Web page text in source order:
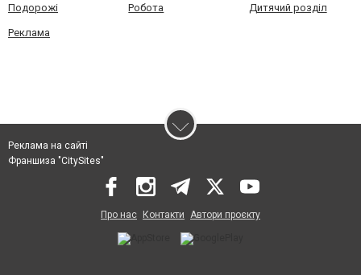
Подорожі Робота Дитячий розділ
Реклама
Реклама на сайті
Франшиза "CitySites"
Про нас Контакти Автори проєкту